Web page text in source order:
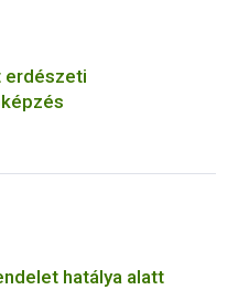
erdészeti
hatálya alatt